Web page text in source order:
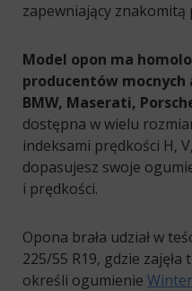
zapewniający znakomitą
Model opon ma
producentów mocnych
BMW, Maserati,
dostępna w wielu
indeksami prędkości H,
dopasujesz swoje
i prędkości.
Opona brała udział w
225/55 R19, gdzie
określi ogumienie